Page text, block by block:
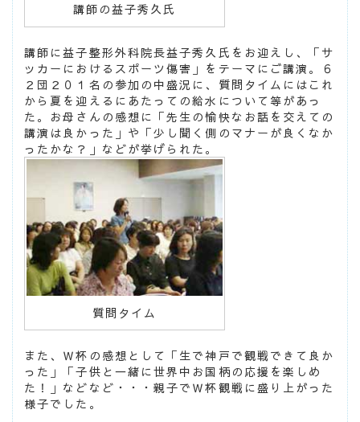
講師の益子秀久氏
講師に益子整形外科院長益子秀久氏をお迎えし、「サ
ッカーにおけるスポーツ傷害」をテーマにご講演。６
２団２０１名の参加の中盛況に、質問タイムにはこれ
から夏を迎えるにあたっての給水について等があっ
た。お母さんの感想に「先生の愉快なお話を交えての
講演は良かった」や「少し聞く側のマナーが良くなか
ったかな？」などが挙げられた。
質問タイム
また、Ｗ杯の感想として「生で神戸で観戦できて良か
った」「子供と一緒に世界中お国柄の応援を楽しめ
た！」などなど・・・親子でＷ杯観戦に盛り上がった
様子でした。